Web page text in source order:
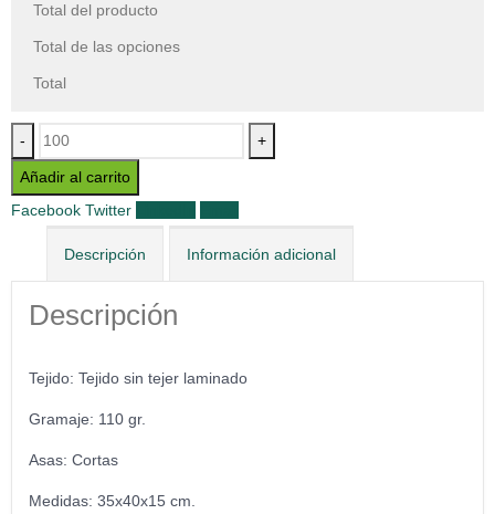
Total del producto
Total de las opciones
Total
- +
Añadir al carrito
Facebook Twitter
Descripción Información adicional
Descripción
Tejido: Tejido sin tejer laminado
Gramaje: 110 gr.
Asas: Cortas
Medidas: 35x40x15 cm.